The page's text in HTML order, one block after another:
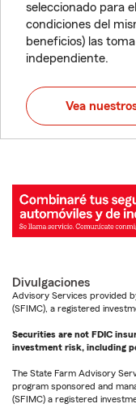
seleccionado para
condiciones del
beneficios) las
independiente.
Vea
Divulgaciones
Advisory Services provided
(SFIMC), a registered
Securities are not FDIC
investment risk, including
The State Farm Advisory
program sponsored and
(SFIMC) a registered